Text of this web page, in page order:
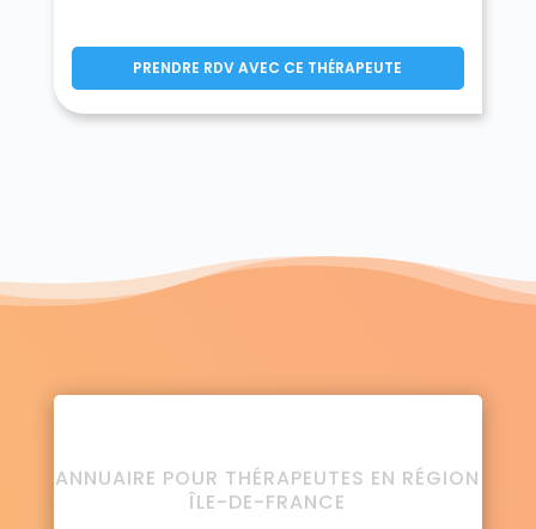
PRENDRE RDV AVEC CE THÉRAPEUTE
ANNUAIRE POUR THÉRAPEUTES EN RÉGION
ÎLE-DE-FRANCE